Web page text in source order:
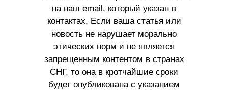
на наш email, который указан в
контактах. Если ваша статья или
новость не нарушает морально
этических норм и не является
запрещенным контентом в странах
СНГ, то она в кротчайшие сроки
будет опубликована с указанием